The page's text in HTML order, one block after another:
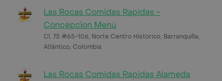
Las Rocas Comidas Rapidas -
Concepcion Menú
Cl. 75 #65-106, Norte Centro Historico, Barranquilla,
Atlántico, Colombia
Las Rocas Comidas Rapidas Alameda